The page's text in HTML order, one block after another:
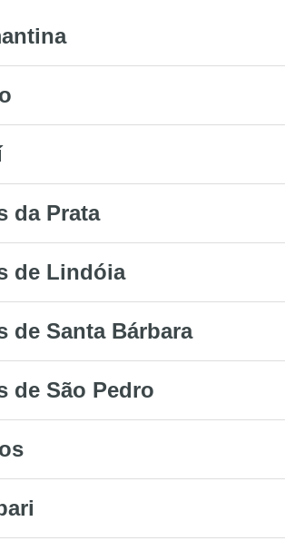
da Prata
de Lindóia
de Santa Bárbara
de São Pedro